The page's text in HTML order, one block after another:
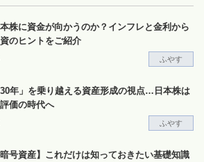
株に資金が向かうのか？インフレと金利から
のヒントをご紹介
ふやす
30年」を乗り越える資産形成の視点…日本株は
価の時代へ
ふやす
暗号資産】これだけは知っておきたい基礎知識